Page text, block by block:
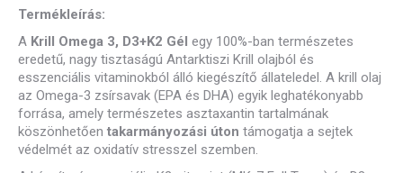
Termékleírás:
A Krill Omega 3, D3+K2 Gél egy 100%-ban természetes
eredetű, nagy tisztaságú Antarktiszi Krill olajból és
esszenciális vitaminokból álló kiegészítő állateledel. A krill olaj
az Omega-3 zsírsavak (EPA és DHA) egyik leghatékonyabb
forrása, amely természetes asztaxantin tartalmának
köszönhetően takarmányozási úton támogatja a sejtek
védelmét az oxidatív stresszel szemben.